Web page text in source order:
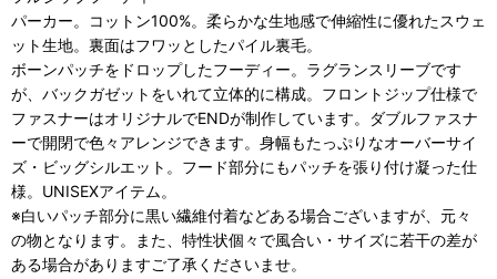
パーカー。コットン100%。柔らかな生地感で伸縮性に優れたスウェ
ット生地。裏面はフワッとしたパイル裏毛。
ボーンパッチをドロップしたフーディー。ラグランスリーブです
が、バックガゼットをいれて立体的に構成。フロントジップ仕様で
ファスナーはオリジナルでENDが制作しています。ダブルファスナ
ーで開閉で色々アレンジできます。身幅もたっぷりなオーバーサイ
ズ・ビッグシルエット。フード部分にもパッチを張り付け凝った仕
様。UNISEXアイテム。
※白いパッチ部分に黒い繊維付着などある場合ございますが、元々
の物となります。また、特性状個々で風合い・サイズに若干の差が
ある場合がありますご了承くださいませ。